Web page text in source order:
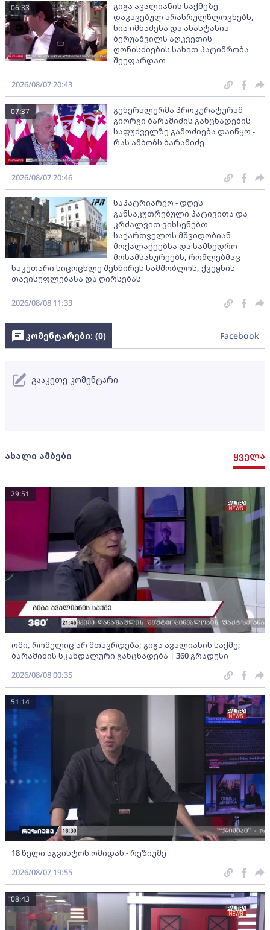
გიგა ავალიანის საქმეზე
დაკავებულ არასრულწლოვნებს,
ნია იმნაძესა და ანასტასია
ბერუაშვილს აღკვეთის
ღონისძიების სახით პატიმრობა
შეეფარდათ
06:33
2026/08/07 20:43
გენერალურმა პროკურატურამ
გიორგი ბარამიძის განცხადების
საფუძველზე გამოძიება დაიწყო -
რას ამბობს ბარამიძე
07:37
2026/08/07 20:46
საპატრიარქო - დღეს
განსაკუთრებული პატივითა და
კრძალვით ვიხსენებთ
საქართველოს მშვიდობიან
მოქალაქეებსა და სამხედრო
მოსამსახურეებს, რომლებმაც
საკუთარი სიცოცხლე შესწირეს სამშობლოს, ქვეყნის
თავისუფლებასა და ღირსებას
2026/08/08 11:33
ახალი ამბები ყველა
ომი, რომელიც არ მთავრდება; გიგა ავალიანის საქმე;
ბარამიძის სკანდალური განცხადება | 360 გრადუსი
29:51
2026/08/08 00:35
18 წელი აგვისტოს ომიდან - რეზიუმე
51:14
2026/08/07 19:55
08:43
კომენტარები: (0) Facebook
გააკეთე კომენტარი